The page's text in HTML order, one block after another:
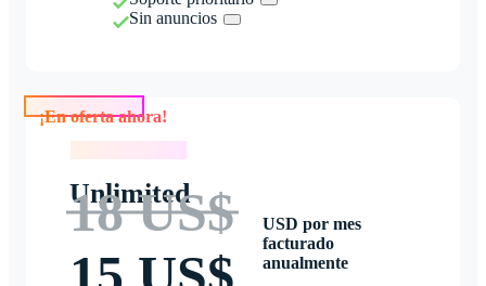
Sin anuncios
Unlimited
18 US$
USD por mes
facturado
anualmente